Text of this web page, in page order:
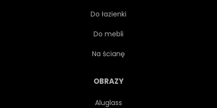
PANORAMICZNYDo łazienki
Do mebli
Na ścianę
OBRAZY
Aluglass